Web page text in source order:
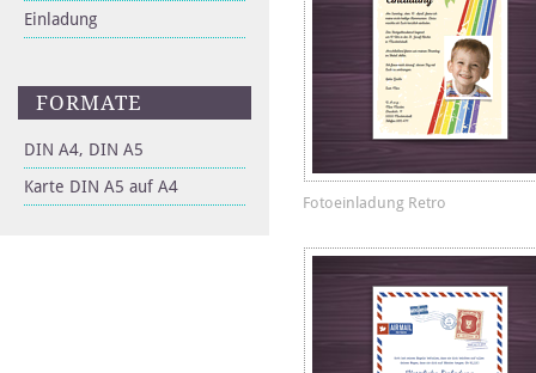
Einladung
FORMATE
DIN A4, DIN A5
Karte DIN A5 auf A4
Fotoeinladung Retro